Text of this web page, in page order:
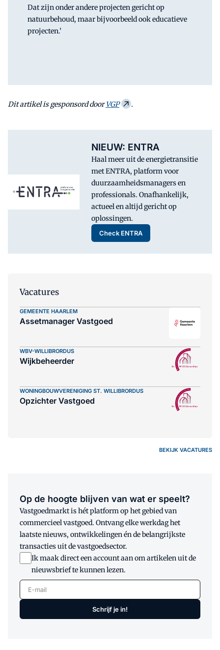
Dat zijn onder andere projecten gericht op
natuurbehoud, maar bijvoorbeeld ook educatieve
projecten.’
Dit artikel is gesponsord doorVGP .
NIEUW: ENTRA
Haal meer uit de energietransitie
met ENTRA, platform voor
duurzaamheidsmanagers en
professionals. Onafhankelijk,
actueel en altijd gericht op
oplossingen.
Check ENTRA
Vacatures
GEMEENTE HAARLEM
Assetmanager Vastgoed
WBV-WILLIBRORDUS
Wijkbeheerder
WONINGBOUWVERENIGING ST. WILLIBRORDUS
Opzichter Vastgoed
BEKIJK VACATURES
Op de hoogte blijven van wat er speelt?
Vastgoedmarkt is hét platform op het gebied van
commercieel vastgoed. Ontvang elke werkdag het
laatste nieuws, ontwikkelingen én de belangrijkste
transacties uit de vastgoedsector.
Ik maak direct een account aan om artikelen uit de
nieuwsbrief te kunnen lezen.
E-mail
Schrijf je in!